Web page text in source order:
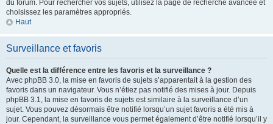
du forum. Pour rechercher vos sujets, utilisez la page de recherche avancée et
choisissez les paramètres appropriés.
Haut
Surveillance et favoris
Quelle est la différence entre les favoris et la surveillance ?
Avec phpBB 3.0, la mise en favoris de sujets s’apparentait à la gestion des
favoris dans un navigateur. Vous n’étiez pas notifié des mises à jour. Depuis
phpBB 3.1, la mise en favoris de sujets est similaire à la surveillance d’un
sujet. Vous pouvez désormais être notifié lorsqu’un sujet favoris a été mis à
jour. Cependant, la surveillance vous permet également d’être notifié lorsqu’il y